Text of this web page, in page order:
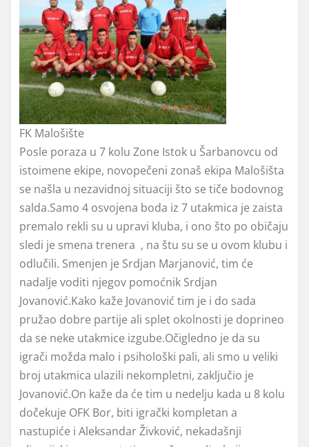
FK Malošište
Posle poraza u 7 kolu Zone Istok u Šarbanovcu od
istoimene ekipe, novopečeni zonaš ekipa Malošišta
se našla u nezavidnoj situaciji što se tiče bodovnog
salda.Samo 4 osvojena boda iz 7 utakmica je zaista
premalo rekli su u upravi kluba, i ono što po običaju
sledi je smena trenera , na štu su se u ovom klubu i
odlučili. Smenjen je Srdjan Marjanović, tim će
nadalje voditi njegov pomoćnik Srdjan
Jovanović.Kako kaže Jovanović tim je i do sada
pružao dobre partije ali splet okolnosti je doprineo
da se neke utakmice izgube.Očigledno je da su
igrači možda malo i psihološki pali, ali smo u veliki
broj utakmica ulazili nekompletni, zaključio je
Jovanović.On kaže da će tim u nedelju kada u 8 kolu
dočekuje OFK Bor, biti igrački kompletan a
nastupiće i Aleksandar Živković, nekadašnji